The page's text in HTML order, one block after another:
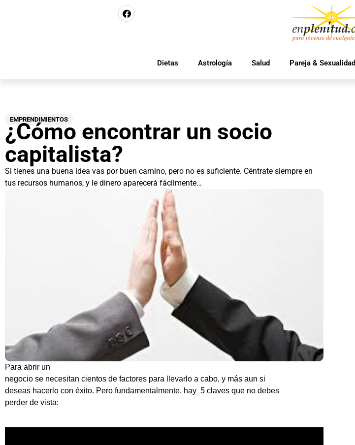
Dietas Astrología Salud Pareja & Sexualidad
EMPRENDIMIENTOS
¿Cómo encontrar un socio
capitalista?
Si tienes una buena idea vas por buen camino, pero no es suficiente. Céntrate siempre en
tus recursos humanos, y le dinero aparecerá fácilmente…
Para abrir un
negocio se necesitan cientos de factores para llevarlo a cabo, y más aun si
deseas hacerlo con éxito. Pero fundamentalmente, hay 5 claves que no debes
perder de vista: